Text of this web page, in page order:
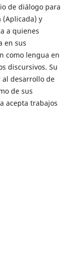
de diálogo para
(Aplicada) y
a quienes
en sus
como lengua en
discursivos. Su
desarrollo de
de sus
acepta trabajos